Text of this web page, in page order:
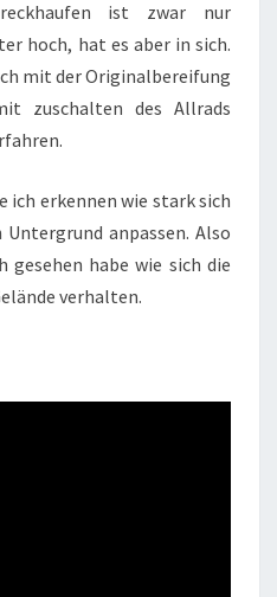
ist zwar nur
hoch, hat es aber in sich.
mit der Originalbereifung
zuschalten des Allrads
ich erkennen wie stark sich
Untergrund anpassen. Also
habe wie sich die
verhalten.